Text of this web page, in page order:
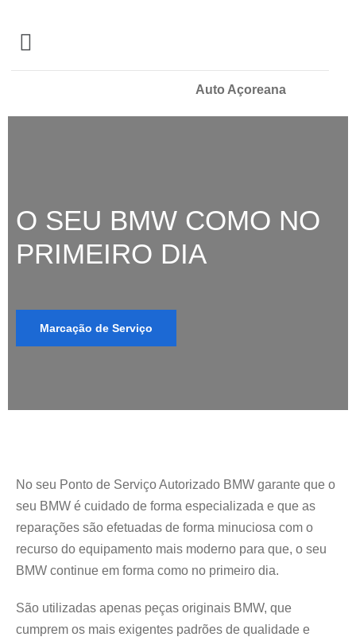
Auto Açoreana
O SEU BMW COMO NO
PRIMEIRO DIA
Marcação de Serviço
No seu Ponto de Serviço Autorizado BMW garante que o
seu BMW é cuidado de forma especializada e que as
reparações são efetuadas de forma minuciosa com o
recurso do equipamento mais moderno para que, o seu
BMW continue em forma como no primeiro dia.
São utilizadas apenas peças originais BMW, que
cumprem os mais exigentes padrões de qualidade e